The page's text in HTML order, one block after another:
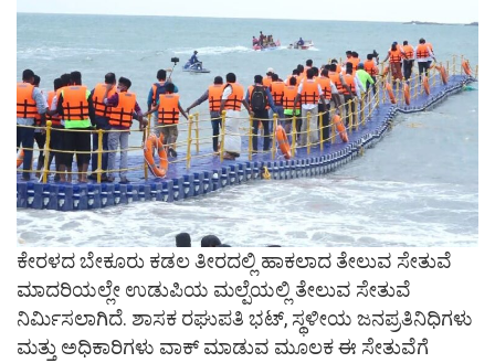
ಕೇರಳದ ಬೇಕೂರು ಕಡಲ ತೀರದಲ್ಲಿ ಹಾಕಲಾದ ತೇಲುವ ಸೇತುವೆ
ಮಾದರಿಯಲ್ಲೇ ಉಡುಪಿಯ ಮಲ್ಪೆಯಲ್ಲಿ ತೇಲುವ ಸೇತುವೆ
ನಿರ್ಮಿಸಲಾಗಿದೆ. ಶಾಸಕ ರಘುಪತಿ ಭಟ್, ಸ್ಥಳೀಯ ಜನಪ್ರತಿನಿಧಿಗಳು
ಮತ್ತು ಅಧಿಕಾರಿಗಳು ವಾಕ್ ಮಾಡುವ ಮೂಲಕ ಈ ಸೇತುವೆಗೆ